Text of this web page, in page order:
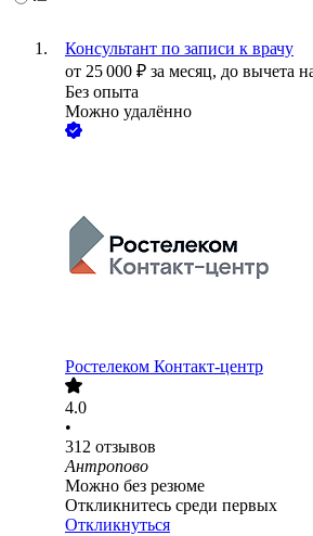
Консультант по записи к врачу
от 25 000 ₽ за месяц, до вычета
Без опыта
Можно удалённо
Ростелеком Контакт-центр
4.0
•
312 отзывов
Антропово
Можно без резюме
Откликнитесь среди первых
Откликнуться